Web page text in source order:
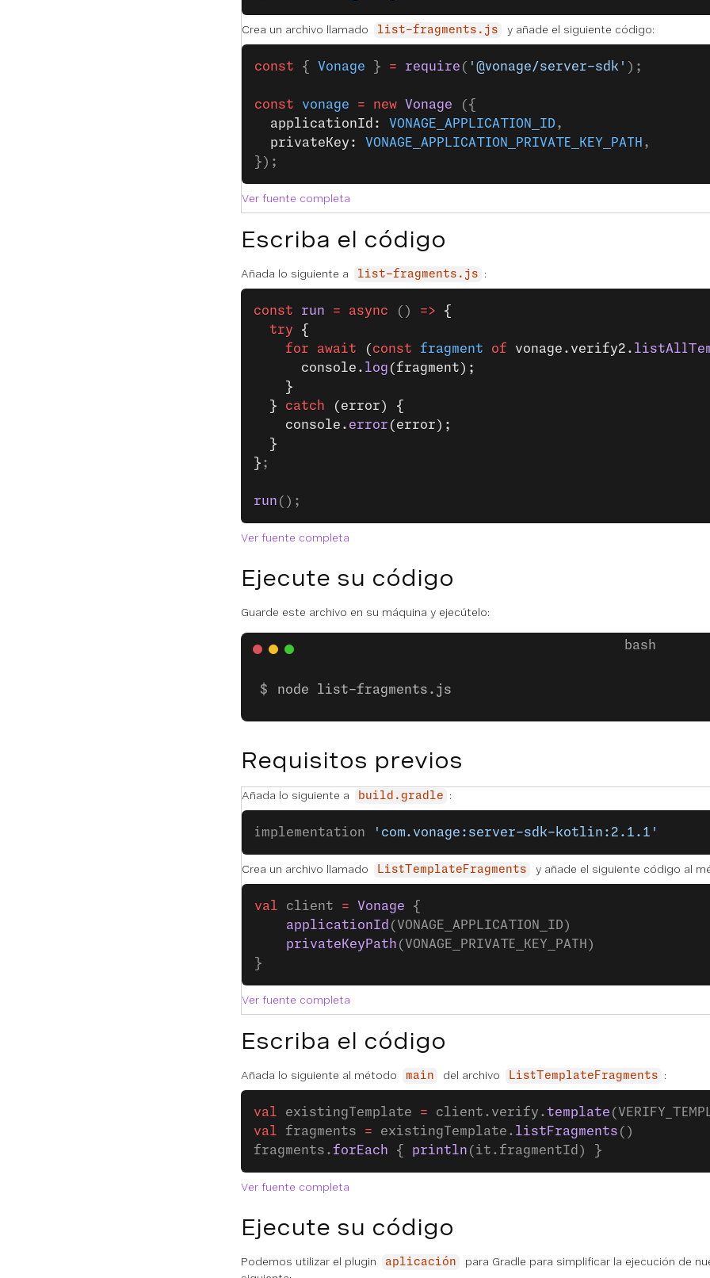
Crea un archivo llamado list-fragments.js y añade el siguiente código:
const { Vonage } = require ( '@vonage/server-sdk' );
const vonage = new Vonage ({
  applicationId:
VONAGE_APPLICATION_ID ,
  privateKey:
VONAGE_APPLICATION_PRIVATE_KEY_PATH ,
});
Ver fuente completa
Escriba el código
Añada lo siguiente a list-fragments.js :
const run = async () => {
  try
{
    for
await ( const fragment of vonage.verify2.
      console.
log (fragment);
    }
  }
catch (error) {
    console.
error (error);
  }
} ;
run ();
Ver fuente completa
Ejecute su código
Guarde este archivo en su máquina y ejecútelo:
node list-fragments.js
Requisitos previos
Añada lo siguiente a build.gradle :
implementation 'com.vonage:server-sdk-kotlin:2.1.1'
Crea un archivo llamado ListTemplateFragments y añade el siguiente código al
val client = Vonage {
    applicationId
(VONAGE_APPLICATION_ID)
    privateKeyPath
(VONAGE_PRIVATE_KEY_PATH)
}
Ver fuente completa
Escriba el código
Añada lo siguiente al método main del archivo ListTemplateFragments :
val existingTemplate = client.verify.template
val fragments = existingTemplate. listFragments ()
fragments.forEach { println (it.fragmentId) }
Ver fuente completa
Ejecute su código
Podemos utilizar el plugin aplicación para Gradle para simplificar la ejecución de